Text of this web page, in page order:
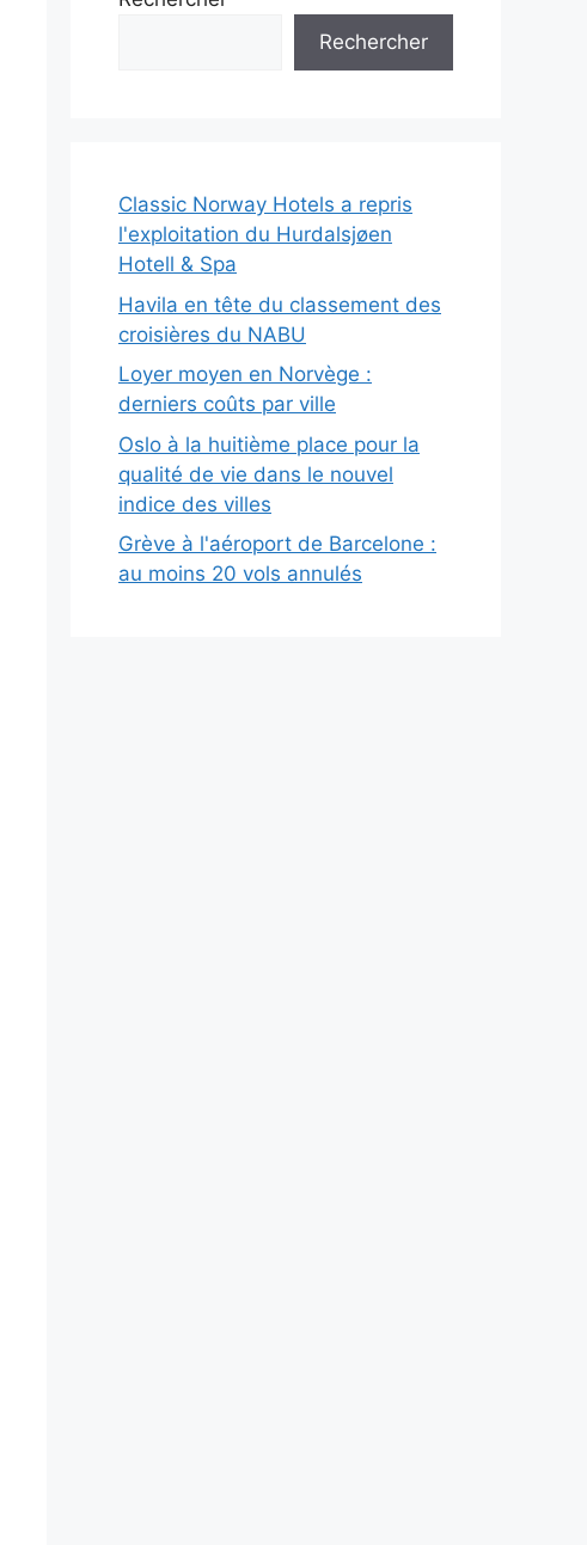
Rechercher
Classic Norway Hotels a repris
l'exploitation du Hurdalsjøen
Hotell & Spa
Havila en tête du classement des
croisières du NABU
Loyer moyen en Norvège :
derniers coûts par ville
Oslo à la huitième place pour la
qualité de vie dans le nouvel
indice des villes
Grève à l'aéroport de Barcelone :
au moins 20 vols annulés